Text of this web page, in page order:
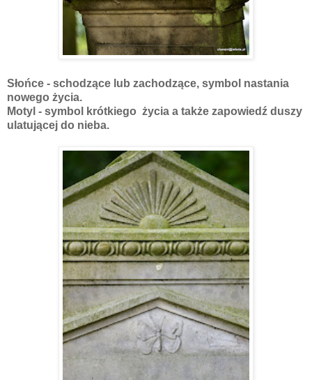
Słońce - schodzące lub zachodzące, symbol nastania
nowego życia.
Motyl - symbol krótkiego życia a także zapowiedź duszy
ulatującej do nieba.